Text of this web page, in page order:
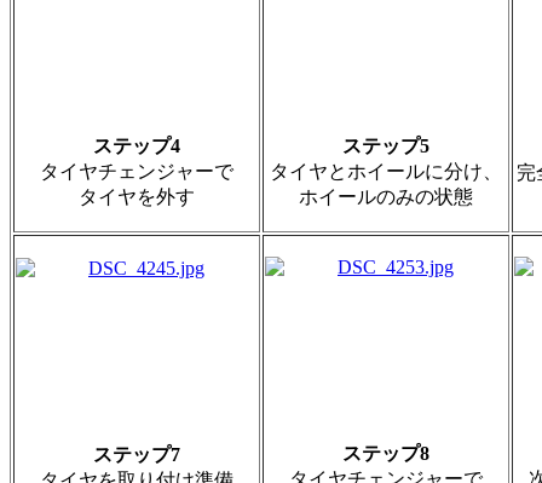
ステップ4
タイヤチェンジャーで
タイヤを外す
ステップ5
タイヤとホイールに分け、
ホイールのみの状態
完
ステップ7
ステップ8